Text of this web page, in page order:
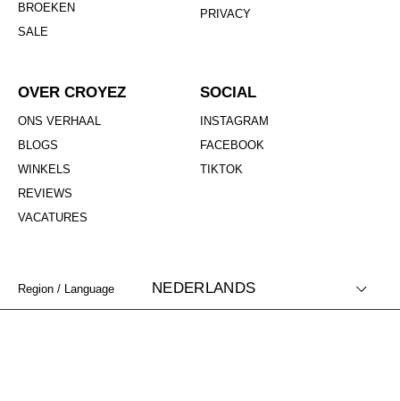
BROEKEN
SALE
PRIVACY
OVER CROYEZ
ONS VERHAAL
BLOGS
WINKELS
REVIEWS
VACATURES
SOCIAL
INSTAGRAM
FACEBOOK
TIKTOK
Region / Language NEDERLANDS